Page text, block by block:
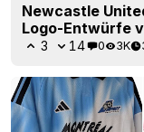
Newcastle
Logo-Entwürfe
3 14 0 3K